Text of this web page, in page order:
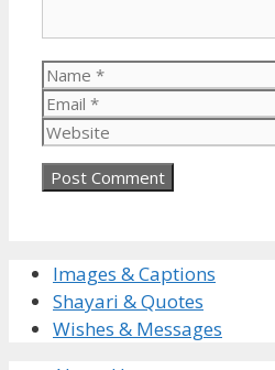
Name
Images & Captions
Shayari & Quotes
Wishes & Messages